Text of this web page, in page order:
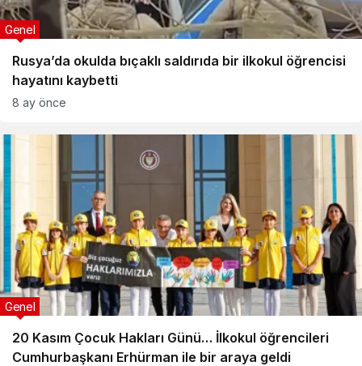
Rusya’da okulda bıçaklı saldırıda bir ilkokul öğrencisi
hayatını kaybetti
Genel
8 ay önce
20 Kasım Çocuk Hakları Günü… İlkokul öğrencileri
Cumhurbaşkanı Erhürman ile bir araya geldi
Genel